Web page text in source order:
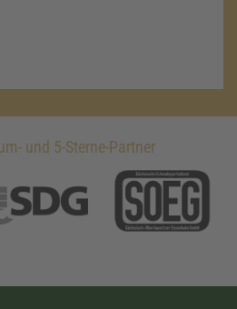
und 5-Sterne-Partner